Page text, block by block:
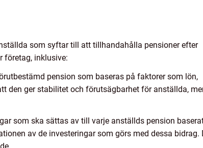
som syftar till att tillhandahålla pensioner efter
företag, inklusive:
pension som baseras på faktorer som lön,
den ger stabilitet och förutsägbarhet för anställda,
som ska sättas av till varje anställds pension
av de investeringar som görs med dessa bidrag.